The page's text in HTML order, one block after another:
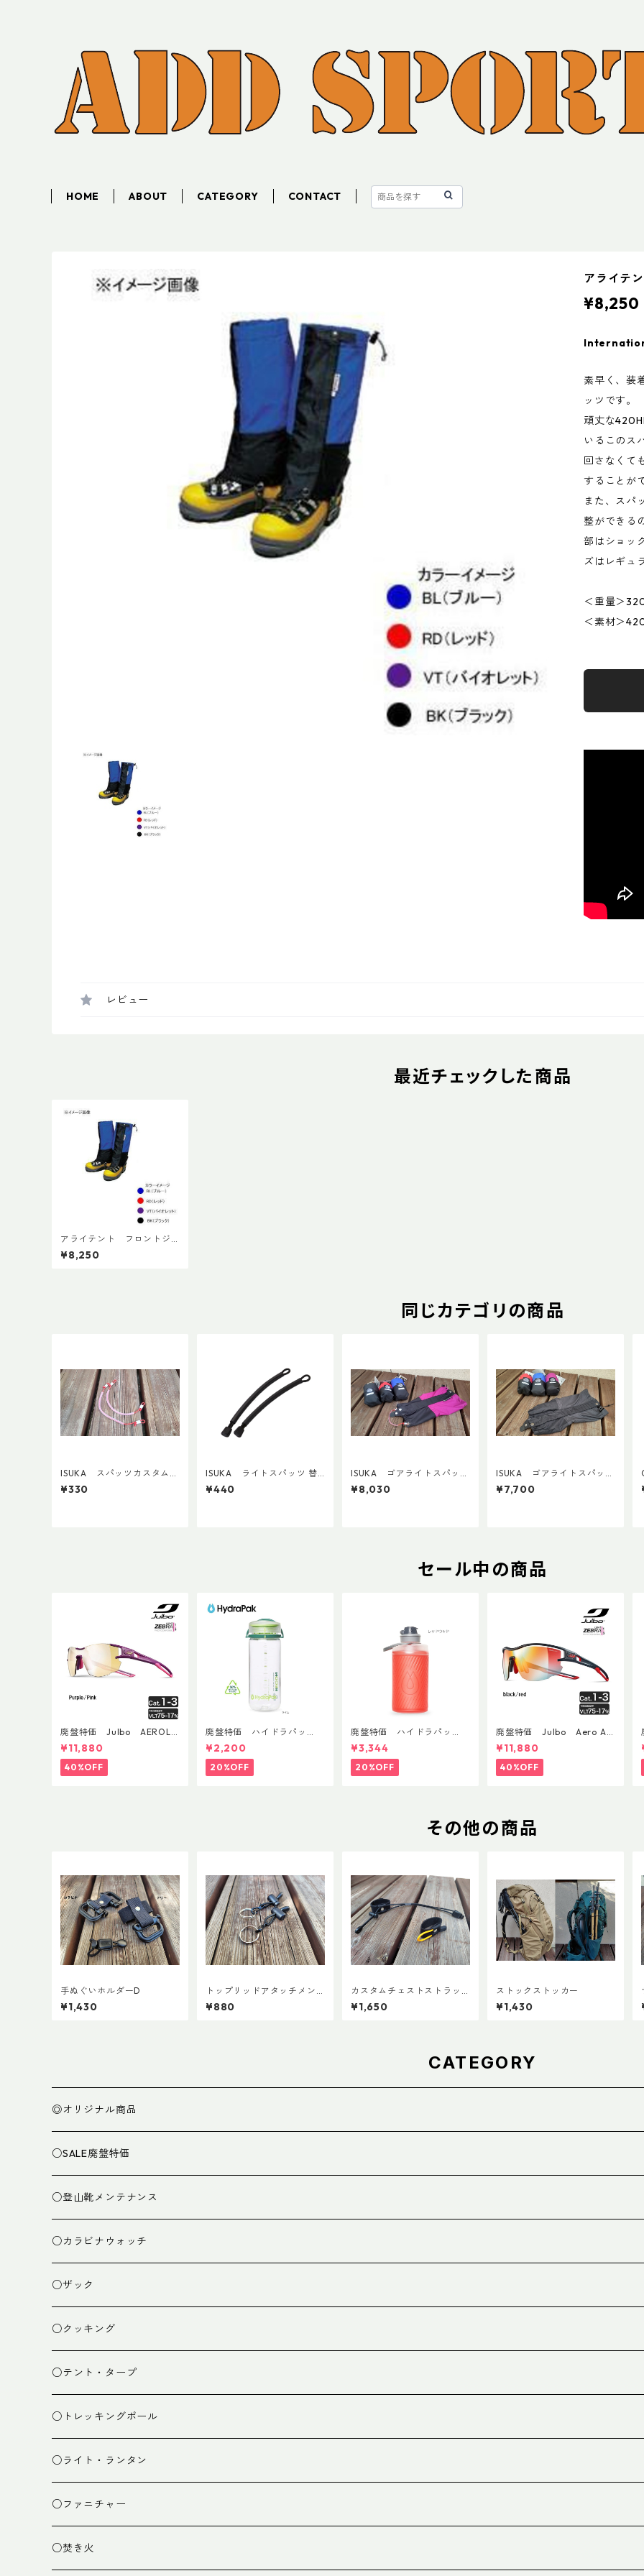
HOME ABOUT CATEGORY CONTACT
アライテ
¥8,250
素早く、装
ッツです。
頑丈な
いるこのス
回さなくて
することが
また、スパ
整ができる
部はショッ
ズはレギュ
＜重量＞
＜素材＞
レビュー
最近チェックした商品
アライテント フロントジ
ップゲーター
¥8,250
同じカテゴリの商品
ISUKA スパッツカスタム裾
紐 固定式
¥330
ISUKA ライトスパッツ 替
えゴム レギュラ－
¥440
ISUKA ゴアライトスパッツ
カスタム STD
¥8,030
ISUKA ゴアライトスパッツ
カスタム BASE
¥7,700
セール中の商品
廃盤特価 Julbo AEROLIT
E AsianFit
¥11,880
40%OFF
廃盤特価 ハイドラパッ
ク リーコン ツイスト＆シ
ップ 500ml
¥2,200
20%OFF
廃盤特価 ハイドラパッ
ク フラックス 750ml
¥3,344
20%OFF
廃盤特価 Julbo Aero Asi
anFit
¥11,880
40%OFF
その他の商品
手ぬぐいホルダーD
¥1,430
トップリッドアタッチメン
ト (ペア)
¥880
カスタムチェストストラッ
プ Ver.2
¥1,650
ストックストッカー
¥1,430
CATEGORY
◎オリジナル商品
○SALE廃盤特価
○登山靴メンテナンス
○カラビナウォッチ
○ザック
ザック
スタッフバッグ
ザック小物
○クッキング
クッカー
バーナー
カトラリー
クッキング小物
○テント・タープ
テント
タープ
ペグ・ハンマー・小物
○トレッキングポール
○ライト・ランタン
ライト
ランタン
○ファニチャー
テーブル
○焚き火